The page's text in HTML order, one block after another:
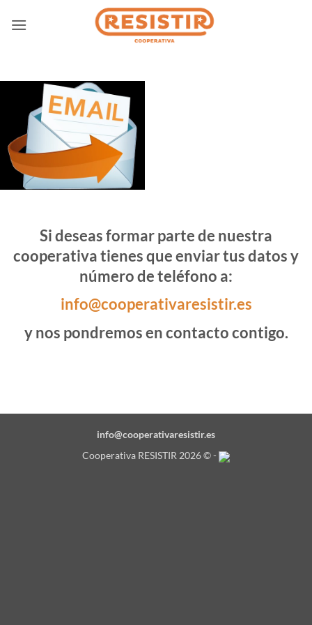
Si deseas formar parte de nuestra
cooperativa tienes que enviar tus datos y
número de teléfono a:
info@cooperativaresistir.es
y nos pondremos en contacto contigo.
info@cooperativaresistir.es
Cooperativa RESISTIR 2026 © -